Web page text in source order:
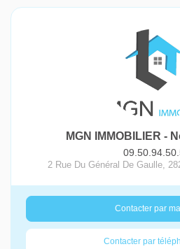
MGN IMMOBILIER -
2 Rue Du Général De Gaulle,
Contacter par
Contacter par